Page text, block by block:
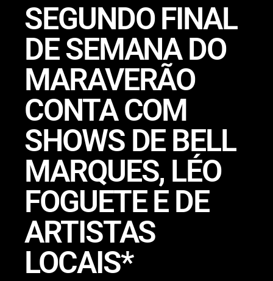
SEGUNDO FINAL
DE SEMANA DO
MARAVERÃO
CONTA COM
SHOWS DE BELL
MARQUES, LÉO
FOGUETE E DE
ARTISTAS
LOCAIS*